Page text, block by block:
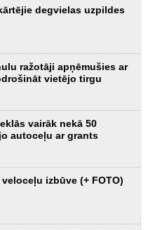
degvielas uzpildes
ražotāji apņēmušies ar
vietējo tirgu
vairāk nekā 50
autoceļu ar grants
izbūve (+ FOTO)